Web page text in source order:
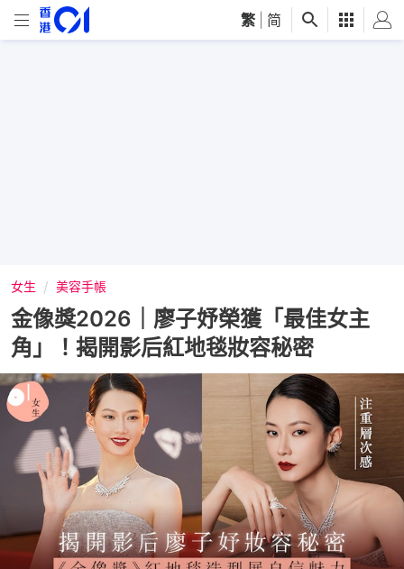
繁 简
女生 美容手帳
金像獎2026｜廖子妤榮獲「最佳女主
角」！揭開影后紅地毯妝容秘密